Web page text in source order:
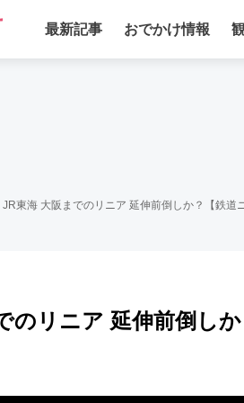
最新記事 おでかけ情報
JR東海 大阪までのリニア 延伸前倒しか？【鉄道
のリニア 延伸前倒しか